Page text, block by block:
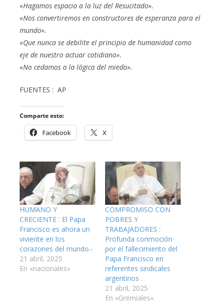
«Hagamos espacio a la luz del Resucitado».
«Nos convertiremos en constructores de esperanza para el
mundo».
«Que nunca se debilite el principio de humanidad como
eje de nuestro actuar cotidiano».
«No cedamos a la lógica del miedo».
FUENTES : AP
Comparte esto:
Facebook X
HUMANO Y
CRECIENTE : El Papa
Francisco es ahora un
viviente en los
corazones del mundo.-
21 abril, 2025
En «nacionales»
COMPROMISO CON
POBRES Y
TRABAJADORES :
Profunda conmoción
por el fallecimiento del
Papa Francisco en
referentes sindicales
argentinos .
21 abril, 2025
En «Gremiales»